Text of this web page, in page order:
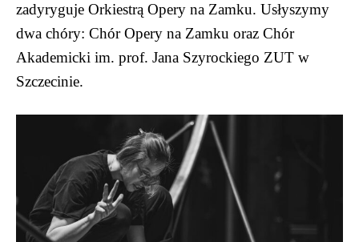
zadyryguje Orkiestrą Opery na Zamku. Usłyszymy
dwa chóry: Chór Opery na Zamku oraz Chór
Akademicki im. prof. Jana Szyrockiego ZUT w
Szczecinie.